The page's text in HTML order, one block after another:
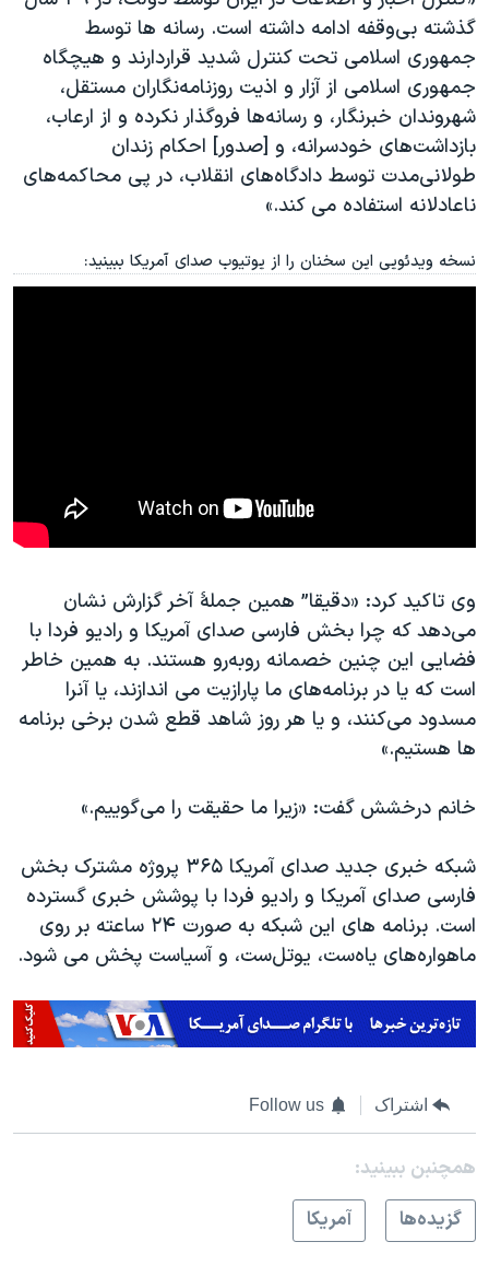
گذشته بی‌وقفه ادامه داشته است. رسانه ها توسط
جمهوری اسلامی تحت کنترل شدید قراردارند و هیچگاه
جمهوری اسلامی از آزار و اذیت روزنامه‌نگاران مستقل،
شهروندان خبرنگار، و رسانه‌ها فروگذار نکرده و از ارعاب،
بازداشت‌های خودسرانه، و [صدور] احکام زندان
طولانی‌مدت توسط دادگاه‌های انقلاب، در پی محاکمه‌های
ناعادلانه استفاده می کند.»
نسخه ویدئویی این سخنان را از یوتیوب صدای آمریکا ببینید:
وی تاکید کرد: «دقیقا” همین جملۀ آخر گزارش نشان
می‌دهد که چرا بخش فارسی صدای آمریکا و رادیو فردا با
فضایی این چنین خصمانه رو‌به‌رو هستند. به همین خاطر
است که یا در برنامه‌های ما پارازیت می اندازند، یا آنرا
مسدود می‌کنند، و یا هر روز شاهد قطع شدن برخی برنامه
ها هستیم.»
خانم درخشش گفت: «زیرا ما حقیقت را می‌گوییم.»
شبکه خبری جدید صدای آمریکا ۳۶۵ پروژه مشترک بخش
فارسی صدای آمریکا و رادیو فردا با پوشش خبری گسترده
است. برنامه های این شبکه به صورت ۲۴ ساعته بر روی
ماهواره‌های یاه‌ست، یوتل‌ست، و آسیا‌ست پخش می‌ شود.
اشتراک Follow us
همچنبن ببینید:
گزيده‌ها
آمريکا